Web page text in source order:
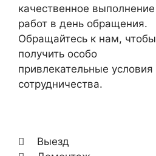
качественное выполнение
работ в день обращения.
Обращайтесь к нам, чтобы
получить особо
привлекательные условия
сотрудничества.
Выезд